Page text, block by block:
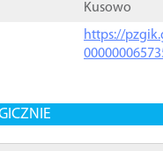
Kusowo
https://